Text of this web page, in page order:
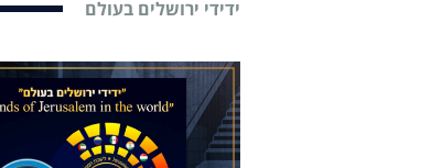
ידידי ירושלים בעולם